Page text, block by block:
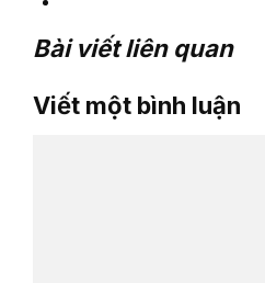
Bài viết liên quan
Viết một bình luận